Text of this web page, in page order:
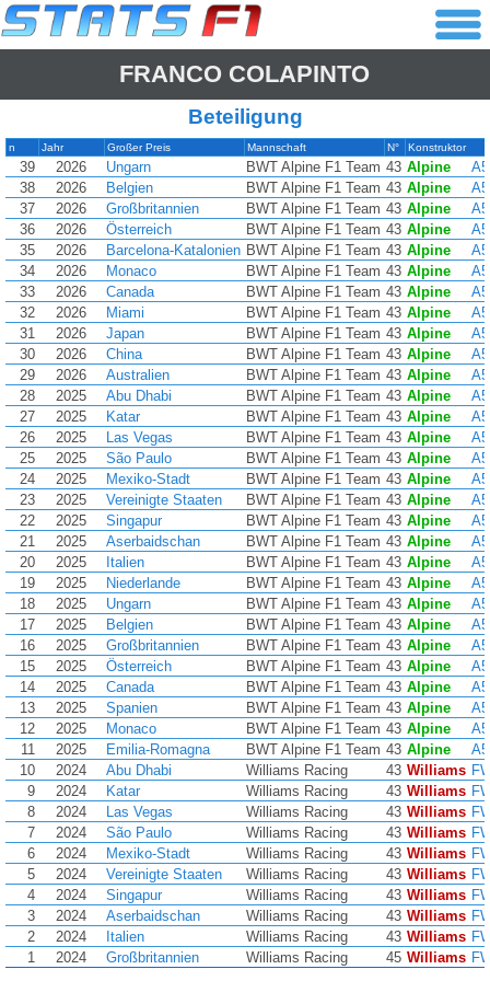
FRANCO COLAPINTO
Beteiligung
n Jahr Großer Preis Mannschaft N° Konstruktor
39 2026 Ungarn BWT Alpine F1 Team 43 Alpine
38
2026 Belgien BWT Alpine F1 Team 43 Alpine
37
2026 Großbritannien BWT Alpine F1 Team 43 Alpine
36
2026 Österreich BWT Alpine F1 Team 43 Alpine
35
2026 Barcelona-Katalonien BWT Alpine F1 Team 43 Alpine
34
2026 Monaco BWT Alpine F1 Team 43 Alpine
33
2026 Canada BWT Alpine F1 Team 43 Alpine
32
2026 Miami BWT Alpine F1 Team 43 Alpine
31
2026 Japan BWT Alpine F1 Team 43 Alpine
30
2026 China BWT Alpine F1 Team 43 Alpine
29
2026 Australien BWT Alpine F1 Team 43 Alpine
28
2025 Abu Dhabi BWT Alpine F1 Team 43 Alpine
27
2025 Katar BWT Alpine F1 Team 43 Alpine
26
2025 Las Vegas BWT Alpine F1 Team 43 Alpine
25
2025 São Paulo BWT Alpine F1 Team 43 Alpine
24
2025 Mexiko-Stadt BWT Alpine F1 Team 43 Alpine
23
2025 Vereinigte Staaten BWT Alpine F1 Team 43 Alpine
22
2025 Singapur BWT Alpine F1 Team 43 Alpine
21
2025 Aserbaidschan BWT Alpine F1 Team 43 Alpine
20
2025 Italien BWT Alpine F1 Team 43 Alpine
19
2025 Niederlande BWT Alpine F1 Team 43 Alpine
18
2025 Ungarn BWT Alpine F1 Team 43 Alpine
17
2025 Belgien BWT Alpine F1 Team 43 Alpine
16
2025 Großbritannien BWT Alpine F1 Team 43 Alpine
15
2025 Österreich BWT Alpine F1 Team 43 Alpine
14
2025 Canada BWT Alpine F1 Team 43 Alpine
13
2025 Spanien BWT Alpine F1 Team 43 Alpine
12
2025 Monaco BWT Alpine F1 Team 43 Alpine
11
2025 Emilia-Romagna BWT Alpine F1 Team 43 Alpine
10
2024 Abu Dhabi Williams Racing 43 Williams
9
2024 Katar Williams Racing 43 Williams
8
2024 Las Vegas Williams Racing 43 Williams
7
2024 São Paulo Williams Racing 43 Williams
6
2024 Mexiko-Stadt Williams Racing 43 Williams
5
2024 Vereinigte Staaten Williams Racing 43 Williams
4
2024 Singapur Williams Racing 43 Williams
3
2024 Aserbaidschan Williams Racing 43 Williams
2
2024 Italien Williams Racing 43 Williams
1
2024 Großbritannien Williams Racing 45 Williams